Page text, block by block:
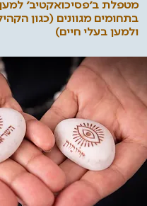
​מטפלת ב׳פסיכואקטיב׳
בתחומים מגוונים (כגון
ולמען בעלי חיים)